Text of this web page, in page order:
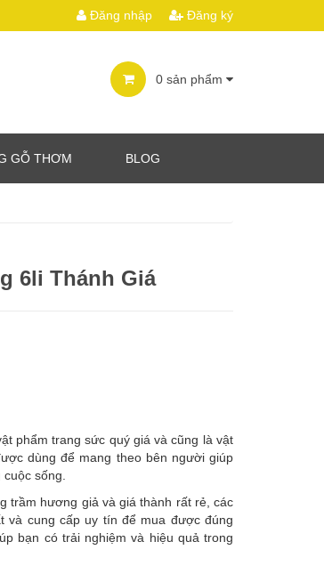
Đăng nhập Đăng ký
0 sản phẩm
GỖ THƠM BLOG
6li Thánh Giá
phẩm trang sức quý giá và cũng là vật
dùng để mang theo bên người giúp
sống.
trầm hương giả và giá thành rất rẻ, các
và cung cấp uy tín để mua được đúng
bạn có trải nghiệm và hiệu quả trong